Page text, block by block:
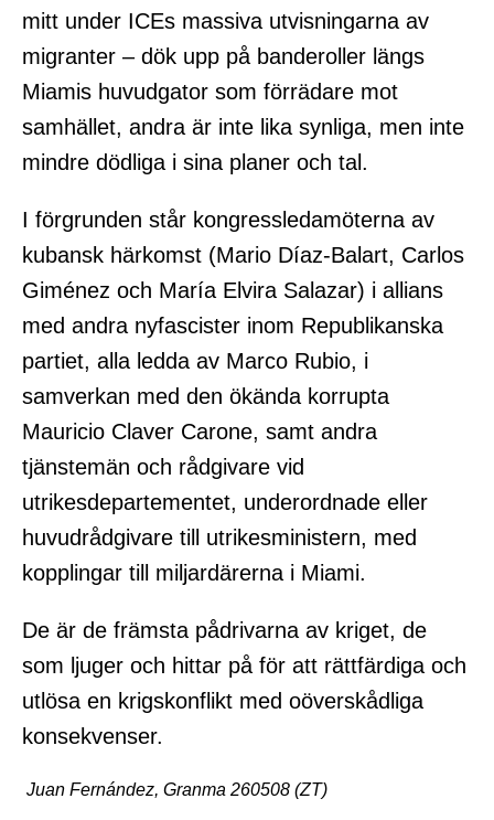
mitt under ICEs massiva utvisningarna av
migranter – dök upp på banderoller längs
Miamis huvudgator som förrädare mot
samhället, andra är inte lika synliga, men inte
mindre dödliga i sina planer och tal.
I förgrunden står kongressledamöterna av
kubansk härkomst (Mario Díaz-Balart, Carlos
Giménez och María Elvira Salazar) i allians
med andra nyfascister inom Republikanska
partiet, alla ledda av Marco Rubio, i
samverkan med den ökända korrupta
Mauricio Claver Carone, samt andra
tjänstemän och rådgivare vid
utrikesdepartementet, underordnade eller
huvudrådgivare till utrikesministern, med
kopplingar till miljardärerna i Miami.
De är de främsta pådrivarna av kriget, de
som ljuger och hittar på för att rättfärdiga och
utlösa en krigskonflikt med oöverskådliga
konsekvenser.
Juan Fernández, Granma 260508 (ZT)